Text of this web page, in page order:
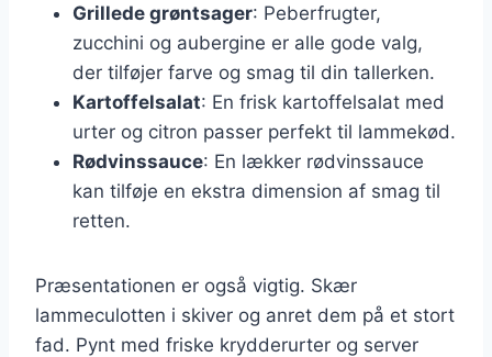
Grillede grøntsager: Peberfrugter,
zucchini og aubergine er alle gode valg,
der tilføjer farve og smag til din tallerken.
Kartoffelsalat: En frisk kartoffelsalat med
urter og citron passer perfekt til lammekød.
Rødvinssauce: En lækker rødvinssauce
kan tilføje en ekstra dimension af smag til
retten.
Præsentationen er også vigtig. Skær
lammeculotten i skiver og anret dem på et stort
fad. Pynt med friske krydderurter og server